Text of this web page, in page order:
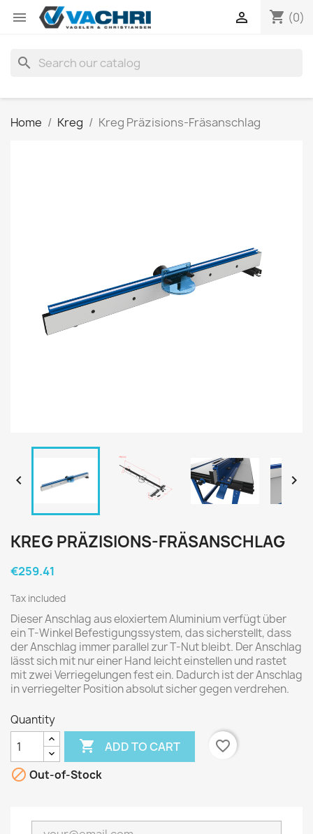
 shopping_cart (0)

search
Home Kreg Kreg Präzisions-Fräsanschlag
 
KREG PRÄZISIONS-FRÄSANSCHLAG
€259.41
Tax included
Dieser Anschlag aus eloxiertem Aluminium verfügt über
ein T-Winkel Befestigungssystem, das sicherstellt, dass
der Anschlag immer parallel zur T-Nut bleibt. Der Anschlag
lässt sich mit nur einer Hand leicht einstellen und rastet
mit zwei Verriegelungen fest ein. Dadurch ist der Anschlag
in verriegelter Position absolut sicher gegen verdrehen.
Quantity
 ADD TO CART
favorite_border
 Out-of-Stock